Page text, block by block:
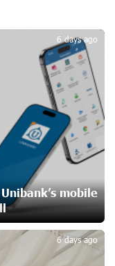
Games:
18 days ago
Fast, Simple, and
20 days ago
at 3/47
Flyone flight tickets:
23 days ago
mobile
6 days ago
6 days ago